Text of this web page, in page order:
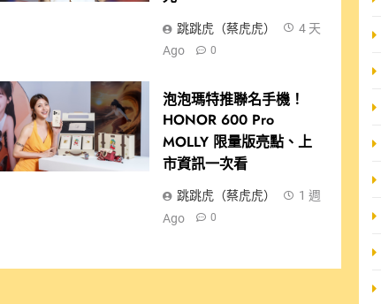
跳跳虎（蔡虎虎）
4 天
Ago
0
泡泡瑪特推聯名手機！
HONOR 600 Pro
MOLLY 限量版亮點、上
市資訊一次看
跳跳虎（蔡虎虎）
1 週
Ago
0